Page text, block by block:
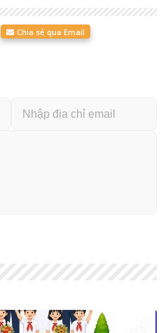
Chia sẻ qua Email